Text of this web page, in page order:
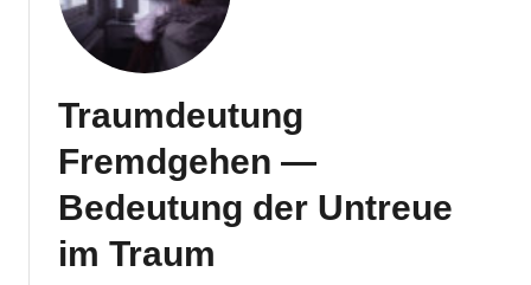
Traumdeutung
Fremdgehen —
Bedeutung der Untreue
im Traum